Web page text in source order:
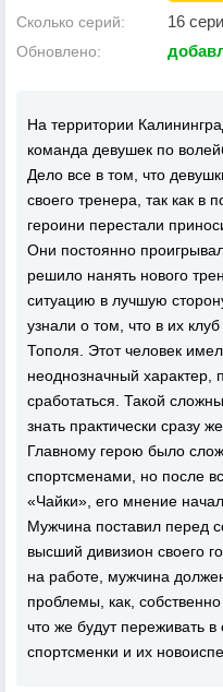
Сколько серий: 16
Обновлено:
На территории
команда девушек по
Дело все в том, что
своего тренера, так как в
героини перестали
Они постоянно
решило нанять нового
ситуацию в лучшую
узнали о том, что в их
Тополя. Этот человек
неоднозначный характер,
сработаться. Такой
знать практически сразу
Главному герою было
спортсменами, но после
«Чайки», его мнение
Мужчина поставил перед
высший дивизион своего
на работе, мужчина
проблемы, как,
что же будут переживать
спортсменки и их